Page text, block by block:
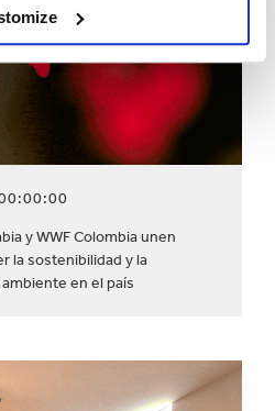
y WWF Colombia unen
la sostenibilidad y la
en el país